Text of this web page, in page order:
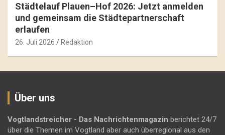
Städtelauf Plauen–Hof 2026: Jetzt anmelden
und gemeinsam die Städtepartnerschaft
erlaufen
26. Juli 2026 Redaktion
Über uns
Vogtlandstreicher - Das Nachrichtenmagazin berichtet 24/7
über die Themen im Vogtland aber auch überregional aus den